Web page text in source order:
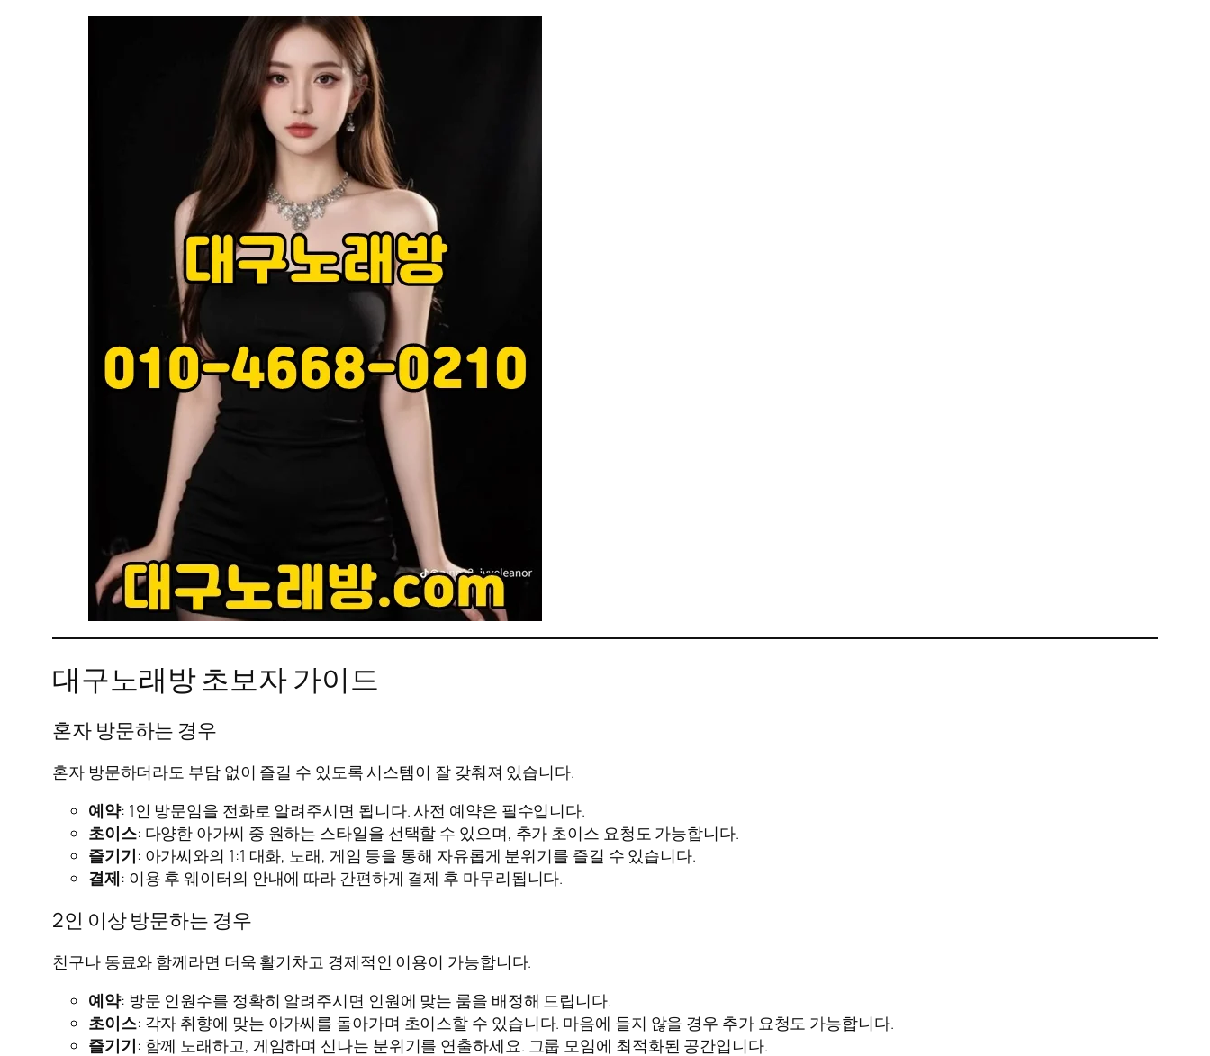
대구노래방 초보자 가이드
혼자 방문하는 경우
혼자 방문하더라도 부담 없이 즐길 수 있도록 시스템이 잘 갖춰져 있습니다.
예약: 1인 방문임을 전화로 알려주시면 됩니다. 사전 예약은 필수입니다.
초이스: 다양한 아가씨 중 원하는 스타일을 선택할 수 있으며, 추가 초이스 요청도 가능합니다.
즐기기: 아가씨와의 1:1 대화, 노래, 게임 등을 통해 자유롭게 분위기를 즐길 수 있습니다.
결제: 이용 후 웨이터의 안내에 따라 간편하게 결제 후 마무리됩니다.
2인 이상 방문하는 경우
친구나 동료와 함께라면 더욱 활기차고 경제적인 이용이 가능합니다.
예약: 방문 인원수를 정확히 알려주시면 인원에 맞는 룸을 배정해 드립니다.
초이스: 각자 취향에 맞는 아가씨를 돌아가며 초이스할 수 있습니다. 마음에 들지 않을 경우 추가 요청도 가능합니다.
즐기기: 함께 노래하고, 게임하며 신나는 분위기를 연출하세요. 그룹 모임에 최적화된 공간입니다.